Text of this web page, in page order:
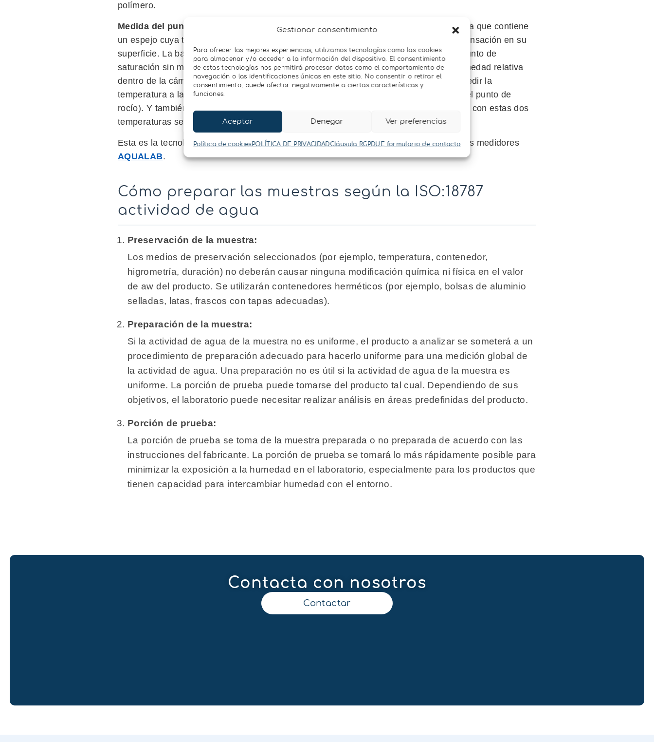
Gestionar consentimiento
Para ofrecer las mejores experiencias, utilizamos tecnologías como las cookies
para almacenar y/o acceder a la información del dispositivo. El consentimiento
de estas tecnologías nos permitirá procesar datos como el comportamiento de
navegación o las identificaciones únicas en este sitio. No consentir o retirar el
consentimiento, puede afectar negativamente a ciertas características y
funciones.
Aceptar Denegar Ver preferencias
Política de cookiesPOLÍTICA DE PRIVACIDADCláusula RGPDUE formulario de contacto
polímero.
Medida del punto de rocío:
La muestra se coloca en una cámara de medida hermética que contiene
un espejo cuya temperatura puede variar. El espejo se enfría hasta que aparece condensación en su
superficie. La base científica de esta técnica es que el aire se puede enfriar hasta el punto de
saturación sin modificar el contenido de agua. Al alcanzar el punto de equilibrio, la humedad relativa
dentro de la cámara y la actividad del agua de la muestra son iguales. Es necesario medir la
temperatura a la que se produce la condensación del vapor de agua (la temperatura del punto de
rocío). Y también se mide la temperatura de la superficie de la muestra. A continuación con estas dos
temperaturas se puede determinar la actividad de agua del alimento.
Esta es la tecnología descrita en la ISO:18787 actividad de agua, es la que emplean los medidores
AQUALAB.
Cómo preparar las muestras según la ISO:18787
actividad de agua
Preservación de la muestra:
Los medios de preservación seleccionados (por ejemplo, temperatura, contenedor,
higrometría, duración) no deberán causar ninguna modificación química ni física en el valor
de aw del producto. Se utilizarán contenedores herméticos (por ejemplo, bolsas de aluminio
selladas, latas, frascos con tapas adecuadas).
Preparación de la muestra:
Si la actividad de agua de la muestra no es uniforme, el producto a analizar se someterá a un
procedimiento de preparación adecuado para hacerlo uniforme para una medición global de
la actividad de agua. Una preparación no es útil si la actividad de agua de la muestra es
uniforme. La porción de prueba puede tomarse del producto tal cual. Dependiendo de sus
objetivos, el laboratorio puede necesitar realizar análisis en áreas predefinidas del producto.
Porción de prueba:
La porción de prueba se toma de la muestra preparada o no preparada de acuerdo con las
instrucciones del fabricante. La porción de prueba se tomará lo más rápidamente posible para
minimizar la exposición a la humedad en el laboratorio, especialmente para los productos que
tienen capacidad para intercambiar humedad con el entorno.
Contacta con nosotros
Contactar